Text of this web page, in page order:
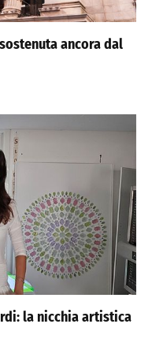
ancora dal
la nicchia artistica